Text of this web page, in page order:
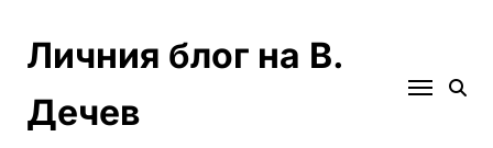
contentЛичния блог на В.
Дечев